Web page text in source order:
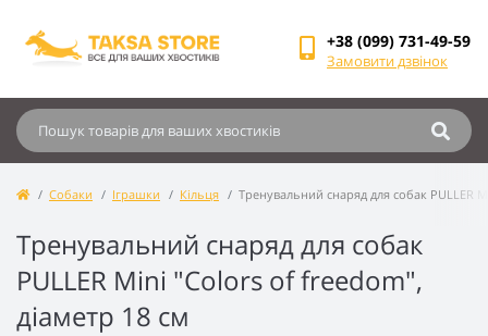
+38 (099) 731-49-59
Замовити дзвінок
Собаки Іграшки Кільця Тренувальний снаряд для собак PULLER
Тренувальний снаряд для собак
PULLER Mini "Colors of freedom",
діаметр 18 см